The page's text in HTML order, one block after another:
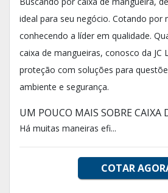
ideal para seu negócio. Cotando por
conhecendo a líder em qualidade.
caixa de mangueiras, conosco da JC
proteção com soluções para
ambiente e segurança.
UM POUCO MAIS SOBRE CAIXA
Há muitas maneiras efi...
COTAR